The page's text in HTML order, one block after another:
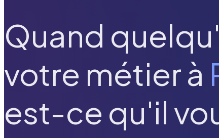
Quand
votre métier à
est-ce qu'il